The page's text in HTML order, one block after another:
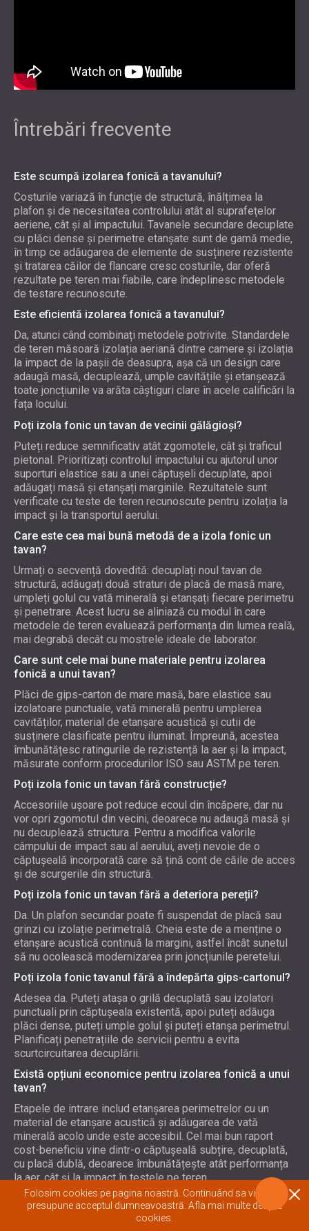
Întrebări frecvente
Este scumpă izolarea fonică a tavanului?
Costurile variază în funcție de structură, înălțimea la
plafon și de necesitatea controlului atât al suprafețelor
aeriene, cât și al impactului. Tavanele secundare decuplate
cu plăci dense și perimetre etanșate sunt de gamă medie,
în timp ce adăugarea de elemente de susținere rezistente
și tratarea căilor de flancare cresc costurile, dar oferă
rezultate pe teren mai fiabile, care îndeplinesc metodele
de testare recunoscute.
Este eficientă izolarea fonică a tavanului?
Da, atunci când combinați metodele potrivite. Standardele
de teren măsoară izolația aeriană dintre camere și izolația
la impact de la pașii de deasupra, așa că un design care
adaugă masă, decuplează, umple cavitățile și etanșează
toate joncțiunile va arăta câștiguri clare în acele calificări la
fața locului.
Poți izola fonic un tavan de vecinii gălăgioși?
Puteți reduce semnificativ atât zgomotele, cât și traficul
pietonal. Prioritizați controlul impactului cu ajutorul unor
suporturi elastice sau a unei căptușeli decuplate, apoi
adăugați masă și etanșați marginile. Rezultatele sunt
verificate cu teste de teren recunoscute pentru izolația la
impact și la transportul aerului.
Care este cea mai bună metodă de a izola fonic un
tavan?
Urmați o secvență dovedită: decuplați noul tavan de
structură, adăugați două straturi de placă de masă mare,
umpleți golul cu vată minerală și etanșați fiecare perimetru
și penetrare. Acest lucru se aliniază cu modul în care
metodele de teren evaluează performanța din lumea reală,
mai degrabă decât cu mostrele ideale de laborator.
Care sunt cele mai bune materiale pentru izolarea
fonică a unui tavan?
Plăci de gips-carton de mare masă, bare elastice sau
izolatoare punctuale, vată minerală pentru umplerea
cavităților, material de etanșare acustică și cutii de
susținere clasificate pentru iluminat. Împreună, acestea
îmbunătățesc ratingurile de rezistență la aer și la impact,
măsurate conform procedurilor ISO sau ASTM pe teren.
Poți izola fonic un tavan fără construcție?
Accesoriile ușoare pot reduce ecoul din încăpere, dar nu
vor opri zgomotul din vecini, deoarece nu adaugă masă și
nu decuplează structura. Pentru a modifica valorile
câmpului de impact sau al aerului, aveți nevoie de o
căptușeală încorporată care să țină cont de căile de acces
și de scurgerile din structură.
Poți izola fonic un tavan fără a deteriora pereții?
Da. Un plafon secundar poate fi suspendat de placă sau
grinzi cu izolație perimetrală. Cheia este de a menține o
etanșare acustică continuă la margini, astfel încât sunetul
să nu ocolească modernizarea prin joncțiunile peretelui.
Poți izola fonic tavanul fără a îndepărta gips-cartonul?
Adesea da. Puteți atașa o grilă decuplată sau izolatori
punctuali prin căptușeala existentă, apoi puteți adăuga
plăci dense, puteți umple golul și puteți etanșa perimetrul.
Planificați penetrațiile de servicii pentru a evita
scurtcircuitarea decuplării.
Există opțiuni economice pentru izolarea fonică a unui
tavan?
Etapele de intrare includ etanșarea perimetrelor cu un
material de etanșare acustică și adăugarea de vată
minerală acolo unde este accesibil. Cel mai bun raport
cost-beneficiu vine dintr-o căptușeală subțire, decuplată,
cu placă dublă, deoarece îmbunătățește atât performanța
la aer, cât și la impact în testele pe teren.
Cum influențează grosimea materialelor pentru tavan
izolarea fonică?
Folosim cookies pe pagina noastră. Continuând sa vizionați
presupune acceptul dumneavoastră. Afla mai multe despre
cookies.